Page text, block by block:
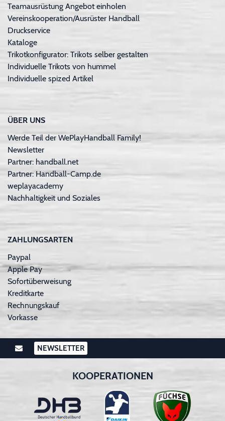
Teamausrüstung Angebot einholen
Vereinskooperation/Ausrüster Handball
Druckservice
Kataloge
Trikotkonfigurator: Trikots selber gestalten
Individuelle Trikots von hummel
Individuelle spized Artikel
ÜBER UNS
Werde Teil der WePlayHandball Family!
Newsletter
Partner: handball.net
Partner: Handball-Camp.de
weplayacademy
Nachhaltigkeit und Soziales
ZAHLUNGSARTEN
Paypal
Apple Pay
Sofortüberweisung
Kreditkarte
Rechnungskauf
Vorkasse
NEWSLETTER
KOOPERATIONEN